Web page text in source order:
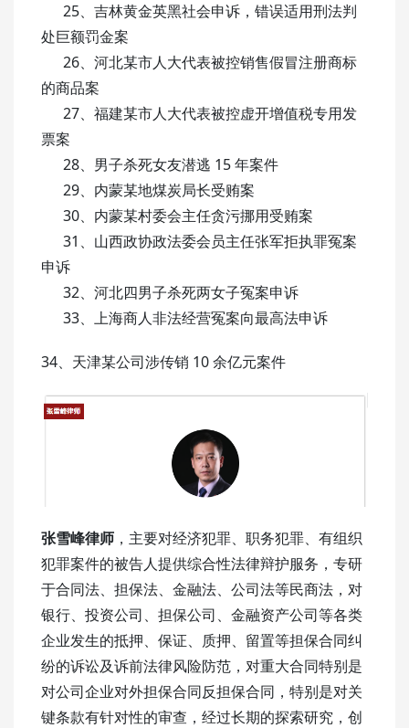
25、吉林黄金英黑社会申诉，错误适用刑法判
处巨额罚金案
26、河北某市人大代表被控销售假冒注册商标
的商品案
27、福建某市人大代表被控虚开增值税专用发
票案
28、男子杀死女友潜逃 15 年案件
29、内蒙某地煤炭局长受贿案
30、内蒙某村委会主任贪污挪用受贿案
31、山西政协政法委会员主任张军拒执罪冤案
申诉
32、河北四男子杀死两女子冤案申诉
33、上海商人非法经营冤案向最高法申诉
34、天津某公司涉传销 10 余亿元案件
张雪峰律师 ，主要对经济犯罪、职务犯罪、有组织
犯罪案件的被告人提供综合性法律辩护服务，专研
于合同法、担保法、金融法、公司法等民商法，对
银行、投资公司、担保公司、金融资产公司等各类
企业发生的抵押、保证、质押、留置等担保合同纠
纷的诉讼及诉前法律风险防范，对重大合同特别是
对公司企业对外担保合同反担保合同，特别是对关
键条款有针对性的审查，经过长期的探索研究，创